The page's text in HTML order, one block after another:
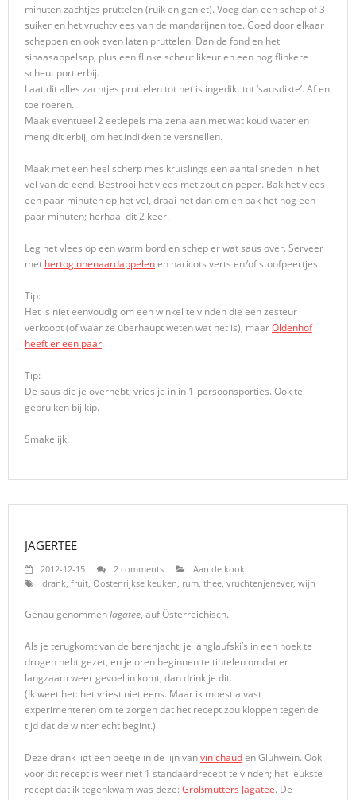
minuten zachtjes pruttelen (ruik en geniet). Voeg dan een schep of 3
suiker en het vruchtvlees van de mandarijnen toe. Goed door elkaar
scheppen en ook even laten pruttelen. Dan de fond en het
sinaasappelsap, plus een flinke scheut likeur en een nog flinkere
scheut port erbij.
Laat dit alles zachtjes pruttelen tot het is ingedikt tot ‘sausdikte’. Af en
toe roeren.
Maak eventueel 2 eetlepels maizena aan met wat koud water en
meng dit erbij, om het indikken te versnellen.
Maak met een heel scherp mes kruislings een aantal sneden in het
vel van de eend. Bestrooi het vlees met zout en peper. Bak het vlees
een paar minuten op het vel, draai het dan om en bak het nog een
paar minuten; herhaal dit 2 keer.
Leg het vlees op een warm bord en schep er wat saus over. Serveer
met hertoginnenaardappelenen haricots verts en/of stoofpeertjes.
Tip:
Het is niet eenvoudig om een winkel te vinden die een zesteur
verkoopt (of waar ze überhaupt weten wat het is), maarOldenhof
heeft er een paar.
Tip:
De saus die je overhebt, vries je in in 1-persoonsporties. Ook te
gebruiken bij kip.
Smakelijk!
JÄGERTEE
2012-12-15 2 comments
Aan de kook
drank, fruit, Oostenrijkse keuken, rum, thee, vruchtenjenever, wijn
Genau genommenJagatee, auf Österreichisch.
Als je terugkomt van de berenjacht, je langlaufski’s in een hoek te
drogen hebt gezet, en je oren beginnen te tintelen omdat er
langzaam weer gevoel in komt, dan drink je dit.
(Ik weet het: het vriest niet eens. Maar ik moest alvast
experimenteren om te zorgen dat het recept zou kloppen tegen de
tijd dat de winter echt begint.)
Deze drank ligt een beetje in de lijn vanvin chauden Glühwein. Ook
voor dit recept is weer niet 1 standaardrecept te vinden; het leukste
recept dat ik tegenkwam was deze: Großmutters Jagatee. De